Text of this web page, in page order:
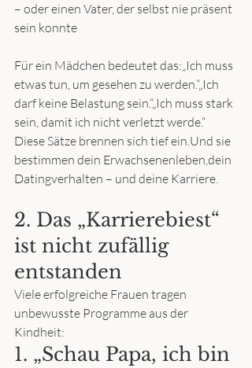
– oder einen Vater, der selbst nie präsent
sein konnte
Für ein Mädchen bedeutet das:„Ich muss
etwas tun, um gesehen zu werden.“„Ich
darf keine Belastung sein.“„Ich muss stark
sein, damit ich nicht verletzt werde.“
Diese Sätze brennen sich tief ein.Und sie
bestimmen dein Erwachsenenleben,dein
Datingverhalten – und deine Karriere.
2. Das „Karrierebiest“
ist nicht zufällig
entstanden
Viele erfolgreiche Frauen tragen
unbewusste Programme aus der
Kindheit:
1. „Schau Papa, ich bin